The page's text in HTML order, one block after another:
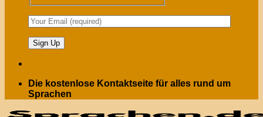
Die kostenlose Kontaktseite für alles rund um
Sprachen